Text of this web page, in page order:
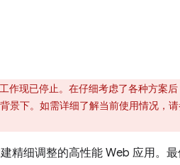
作现已停止。在仔细考虑了各种方案
景下。如需详细了解当前使用情况，
精细调整的高性能 Web 应用。最